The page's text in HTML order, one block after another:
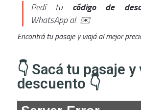
Pedí tu código de
WhatsApp al ✉️
Encontrá tu pasaje y viajá al mejor
👇 Sacá tu pasaje
descuento 👇